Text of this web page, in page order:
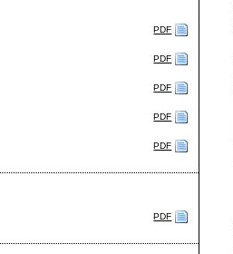
PDF
PDF
PDF
PDF
PDF
PDF